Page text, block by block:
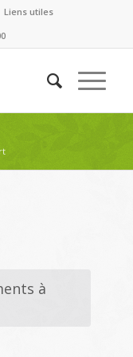
Liens utiles
à